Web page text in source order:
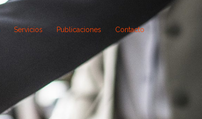
Servicios Publicaciones Contacto